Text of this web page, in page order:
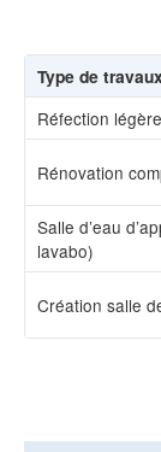
Type de travaux
Réfection
Rénovation
Salle d’eau
lavabo)
Création salle